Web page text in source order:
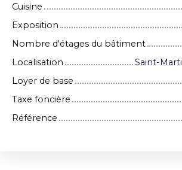
Cuisine
Exposition
Nombre d'étages du bâtiment
Localisation
Saint-
Loyer de base
Taxe foncière
Référence